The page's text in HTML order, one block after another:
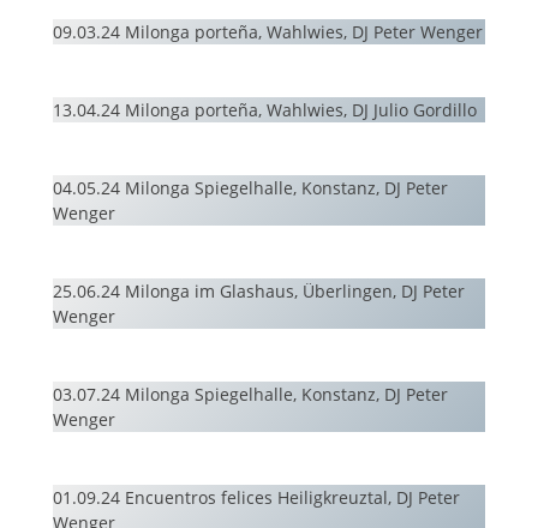
09.03.24 Milonga porteña, Wahlwies, DJ Peter Wenger
13.04.24 Milonga porteña, Wahlwies, DJ Julio Gordillo
04.05.24 Milonga Spiegelhalle, Konstanz, DJ Peter
Wenger
25.06.24 Milonga im Glashaus, Überlingen, DJ Peter
Wenger
03.07.24 Milonga Spiegelhalle, Konstanz, DJ Peter
Wenger
01.09.24 Encuentros felices Heiligkreuztal, DJ Peter
Wenger